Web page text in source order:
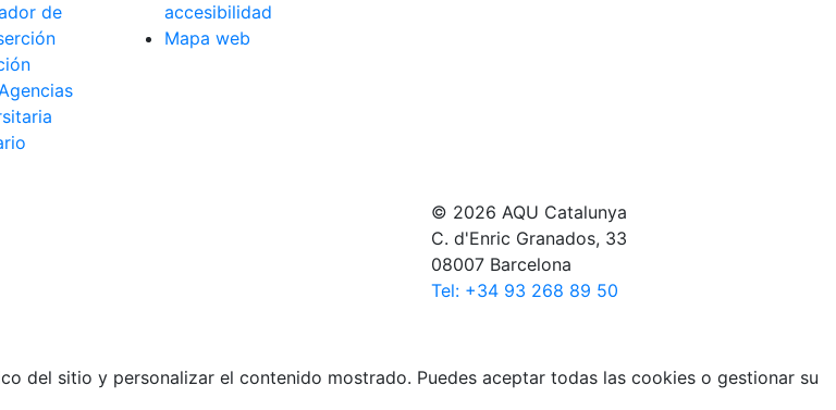
de
accesibilidad
Mapa web
© 2026 AQU Catalunya
C. d'Enric Granados, 33
08007 Barcelona
Tel: +34 93 268 89 50
del sitio y personalizar el contenido mostrado. Puedes aceptar todas las cookies o gestionar su